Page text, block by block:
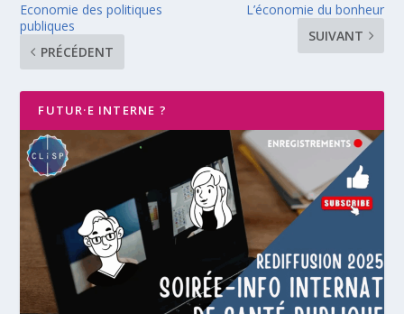
Economie des politiques
publiques
PRÉCÉDENT
L’économie du bonheur
SUIVANT
FUTUR·E INTERNE ?